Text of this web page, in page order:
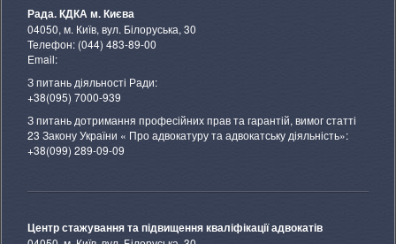
Рада. КДКА м. Києва
04050, м. Київ, вул. Білоруська, 30
Телефон: (044) 483-89-00
Email:
З питань діяльності Ради:
+38(095) 7000-939
З питань дотримання професійних прав та гарантій, вимог статті
23 Закону України « Про адвокатуру та адвокатську діяльність»:
+38(099) 289-09-09
Центр стажування та підвищення кваліфікації адвокатів